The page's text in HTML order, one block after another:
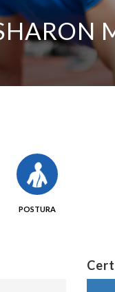
POSTURA